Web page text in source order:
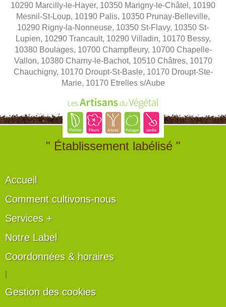
10290 Marcilly-le-Hayer, 10350 Marigny-le-Châtel, 10190
Mesnil-St-Loup, 10190 Palis, 10350 Prunay-Belleville,
10290 Rigny-la-Nonneuse, 10350 St-Flavy, 10350 St-
Lupien, 10290 Trancault, 10290 Villadin, 10170 Bessy,
10380 Boulages, 10700 Champfleury, 10700 Chapelle-
Vallon, 10380 Charny-le-Bachot, 10510 Châtres, 10170
Chauchigny, 10170 Droupt-St-Basle, 10170 Droupt-Ste-
Marie, 10170 Etrelles s/Aube
" Établissement labélisé "
Accueil
Comment cultivons-nous
Services +
Notre Label
Coordonnées & horaires
Gestion des cookies